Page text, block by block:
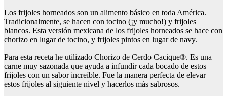
Los frijoles horneados son un alimento básico en toda América.
Tradicionalmente, se hacen con tocino (¡y mucho!) y frijoles
blancos. Esta versión mexicana de los frijoles horneados se hace con
chorizo en lugar de tocino, y frijoles pintos en lugar de navy.
Para esta receta he utilizado Chorizo de Cerdo Cacique®. Es una
carne muy sazonada que ayuda a infundir cada bocado de estos
frijoles con un sabor increíble. Fue la manera perfecta de elevar
estos frijoles al siguiente nivel y hacerlos más sabrosos.